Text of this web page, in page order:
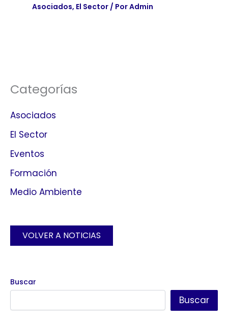
Asociados, El Sector/ PorAdmin
Categorías
Asociados
El Sector
Eventos
Formación
Medio Ambiente
VOLVER A NOTICIAS
Buscar
Buscar